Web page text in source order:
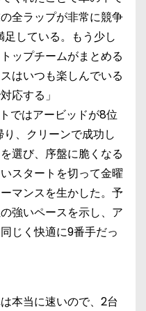
全ラップが非常に競争
している。もう少し
ップチームがまとめる
はいつも楽しんでいる
応する」
ではアービッドが8位
、クリーンで成功し
選び、序盤に脆くなる
スタートを切って金曜
マンスを生かした。予
強いペースを示し、ア
じく快適に9番手だっ
本当に速いので、2台